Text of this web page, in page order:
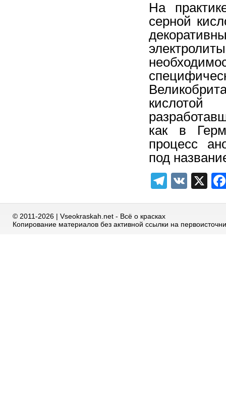
На
серной
как в
процесс
под
VK X
© 2011-2026 | Vseokraskah.net - Всё о красках
Копирование материалов без активной ссылки на